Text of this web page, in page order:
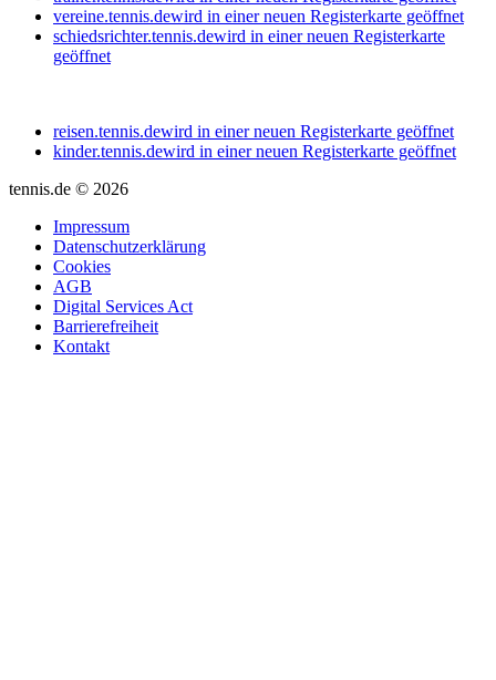
vereine.tennis.dewird in einer neuen Registerkarte geöffnet
schiedsrichter.tennis.dewird in einer neuen Registerkarte
geöffnet
reisen.tennis.dewird in einer neuen Registerkarte geöffnet
kinder.tennis.dewird in einer neuen Registerkarte geöffnet
tennis.de © 2026
Impressum
Datenschutzerklärung
Cookies
AGB
Digital Services Act
Barrierefreiheit
Kontakt